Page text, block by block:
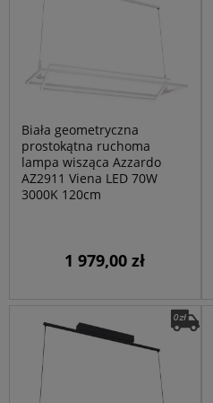
Biała geometryczna
prostokątna ruchoma
lampa wisząca Azzardo
AZ2911 Viena LED 70W
3000K 120cm
1 979,00 zł